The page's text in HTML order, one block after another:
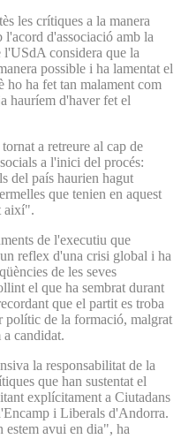
les crítiques a la manera
l'acord d'associació amb la
considera que la
possible i ha lamentat el
ho ha fet tan malament com
hauríem d'haver fet el
a retreure al cap de
a l'inici del procés:
del país haurien hagut
que tenien en aquest
així".
de l'executiu que
reflex d'una crisi global i ha
de les seves
el que ha sembrat durant
que el partit es troba
polític de la formació, malgrat
a candidat.
la responsabilitat de la
que han sustentat el
explícitament a Ciutadans
i Liberals d'Andorra.
estem avui en dia", ha